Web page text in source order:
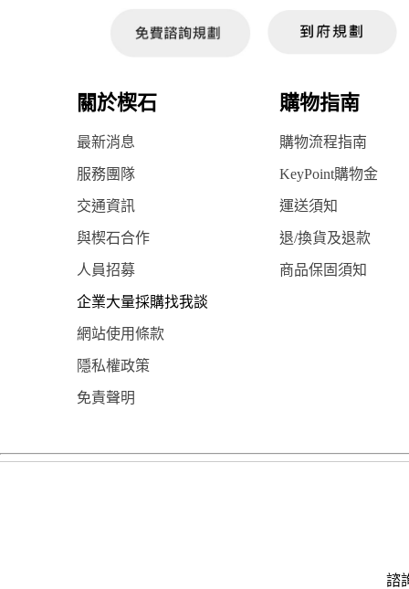
關於楔石 購物指南
最新消息 購物流程指南
服務團隊 KeyPoint購物金
交通資訊 運送須知
與楔石合作 退/換貨及退款
人員招募 商品保固須知
企業大量採購找我談
網站使用條款
隱私權政策
免責聲明
諮